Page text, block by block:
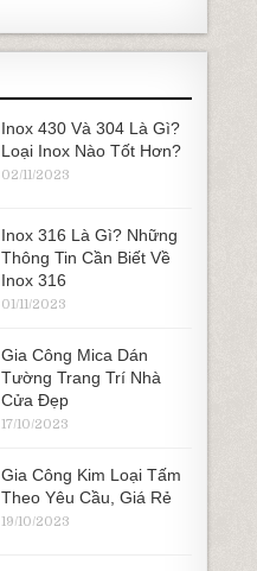
Inox 430 Và 304 Là Gì?
Loại Inox Nào Tốt Hơn?
02/11/2023
Inox 316 Là Gì? Những
Thông Tin Cần Biết Về
Inox 316
01/11/2023
Gia Công Mica Dán
Tường Trang Trí Nhà
Cửa Đẹp
17/10/2023
Gia Công Kim Loại Tấm
Theo Yêu Cầu, Giá Rẻ
19/10/2023